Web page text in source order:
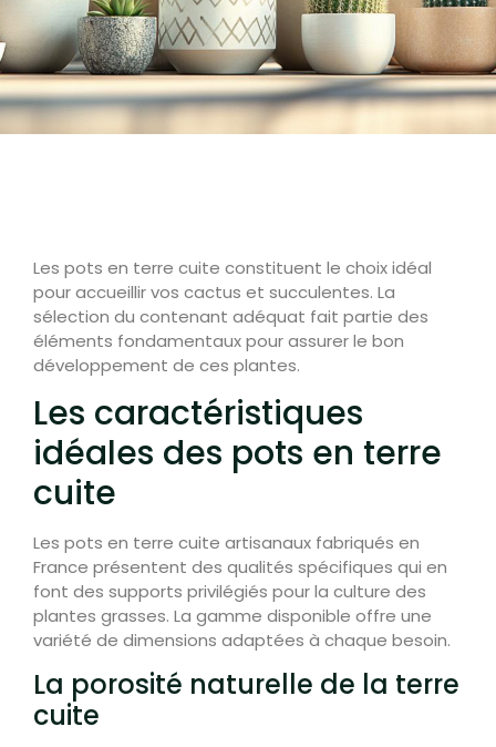
Les pots en terre cuite constituent le choix idéal
pour accueillir vos cactus et succulentes. La
sélection du contenant adéquat fait partie des
éléments fondamentaux pour assurer le bon
développement de ces plantes.
Les caractéristiques
idéales des pots en terre
cuite
Les pots en terre cuite artisanaux fabriqués en
France présentent des qualités spécifiques qui en
font des supports privilégiés pour la culture des
plantes grasses. La gamme disponible offre une
variété de dimensions adaptées à chaque besoin.
La porosité naturelle de la terre
cuite